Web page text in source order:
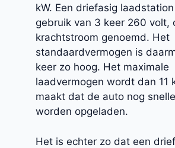
kW. Een driefasig
gebruik van 3 keer 260 volt,
krachtstroom genoemd. Het
standaardvermogen is
keer zo hoog. Het maximale
laadvermogen wordt dan 11
maakt dat de auto nog
worden opgeladen.
Het is echter zo dat een